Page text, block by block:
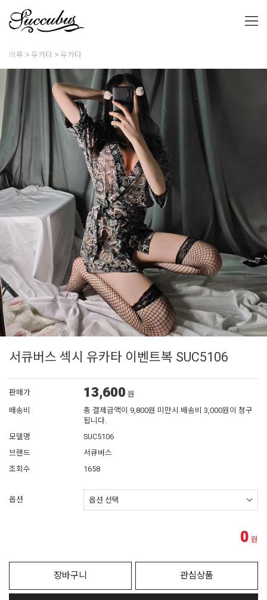
의류 유카타 유카타
서큐버스 섹시 유카타 이벤트복 SUC5106
판매가 13,600 원
배송비
총 결제금액이 9,800원 미만시 배송비 3,000원이 청구
됩니다.
모델명
SUC5106
브랜드
서큐버스
조회수
1658
옵션
0 원
장바구니 관심상품